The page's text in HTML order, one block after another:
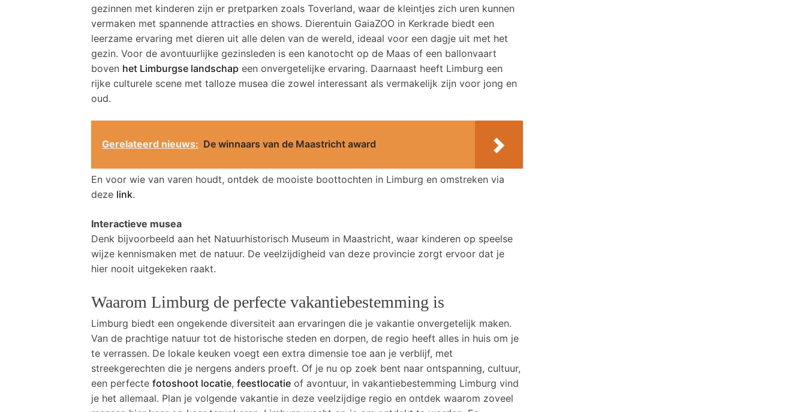
gezinnen met kinderen zijn er pretparken zoals Toverland, waar de kleintjes zich uren kunnen
vermaken met spannende attracties en shows. Dierentuin GaiaZOO in Kerkrade biedt een
leerzame ervaring met dieren uit alle delen van de wereld, ideaal voor een dagje uit met het
gezin. Voor de avontuurlijke gezinsleden is een kanotocht op de Maas of een ballonvaart
boven het Limburgse landschap een onvergetelijke ervaring. Daarnaast heeft Limburg een
rijke culturele scene met talloze musea die zowel interessant als vermakelijk zijn voor jong en
oud.
Gerelateerd nieuws: De winnaars van de Maastricht award
En voor wie van varen houdt, ontdek de mooiste boottochten in Limburg en omstreken via
deze link.
Interactieve musea
Denk bijvoorbeeld aan het Natuurhistorisch Museum in Maastricht, waar kinderen op speelse
wijze kennismaken met de natuur. De veelzijdigheid van deze provincie zorgt ervoor dat je
hier nooit uitgekeken raakt.
Waarom Limburg de perfecte vakantiebestemming is
Limburg biedt een ongekende diversiteit aan ervaringen die je vakantie onvergetelijk maken.
Van de prachtige natuur tot de historische steden en dorpen, de regio heeft alles in huis om je
te verrassen. De lokale keuken voegt een extra dimensie toe aan je verblijf, met
streekgerechten die je nergens anders proeft. Of je nu op zoek bent naar ontspanning, cultuur,
een perfecte fotoshoot locatie, feestlocatie of avontuur, in vakantiebestemming Limburg vind
je het allemaal. Plan je volgende vakantie in deze veelzijdige regio en ontdek waarom zoveel